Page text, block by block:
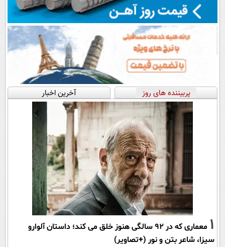
پربیننده های روز آخرین اخبار
1
معماری که در 92 سالگی هنوز خلق می کند؛ داستان آلوارو
سیزا، شاعر بتن و نور (+تصاویر)